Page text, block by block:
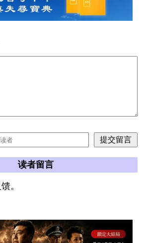
读者留言
。